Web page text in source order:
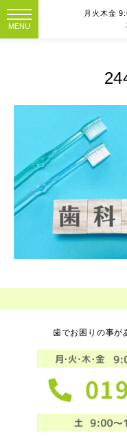
MENU
月火木金
歯でお困りの事が